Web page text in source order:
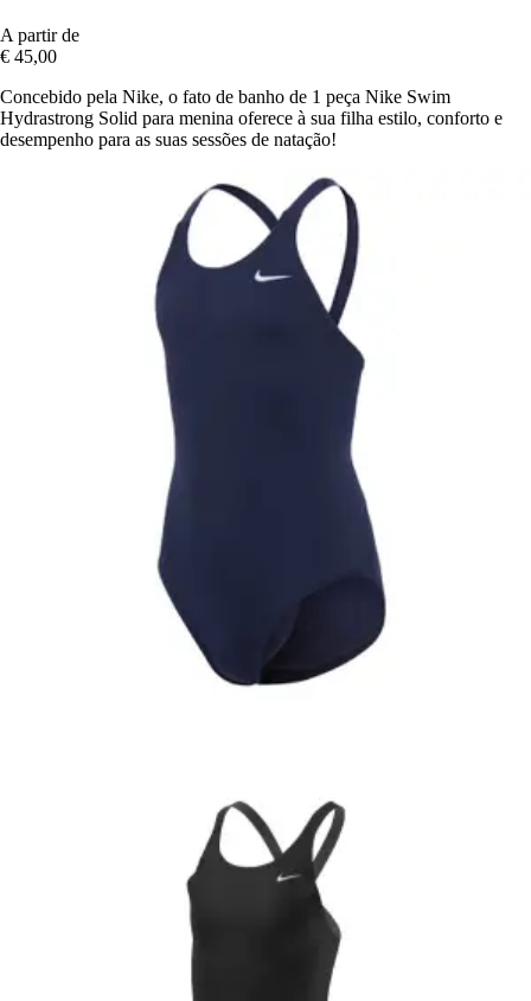
A partir de
€ 45,00
Concebido pela Nike, o fato de banho de 1 peça Nike Swim
Hydrastrong Solid para menina oferece à sua filha estilo, conforto e
desempenho para as suas sessões de natação!